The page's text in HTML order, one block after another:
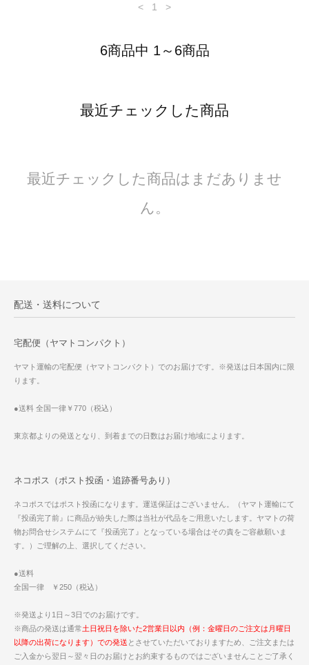
< 1 >
6商品中 1～6商品
最近チェックした商品
最近チェックした商品はまだありませ
ん。
配送・送料について
宅配便（ヤマトコンパクト）
ヤマト運輸の宅配便（ヤマトコンパクト）でのお届けです。※発送は日本国内に限
ります。
●送料 全国一律￥770（税込）
東京都よりの発送となり、到着までの日数はお届け地域によります。
ネコポス（ポスト投函・追跡番号あり）
ネコポスではポスト投函になります。運送保証はございません。（ヤマト運輸にて
『投函完了前』に商品が紛失した際は当社が代品をご用意いたします。ヤマトの荷
物お問合せシステムにて『投函完了』となっている場合はその責をご容赦願いま
す。）ご理解の上、選択してください。
●送料
全国一律 ￥250（税込）
※発送より1日～3日でのお届けです。
※商品の発送は通常土日祝日を除いた2営業日以内（例：金曜日のご注文は月曜日
以降の出荷になります）での発送 とさせていただいておりますため、ご注文または
ご入金から翌日～翌々日のお届けとお約束するものではございませんことご了承く